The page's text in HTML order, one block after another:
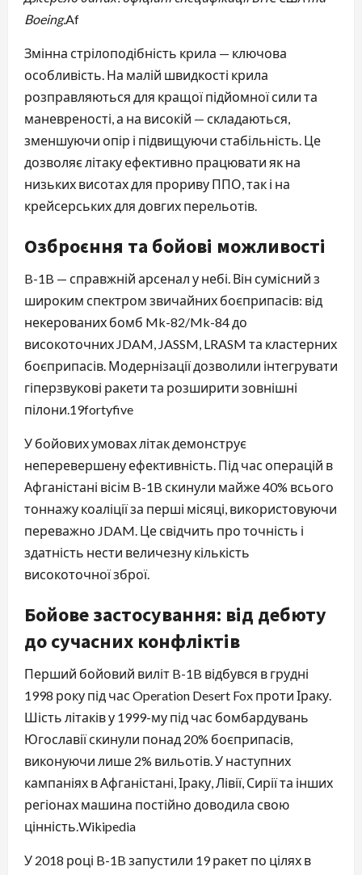
Boeing.⁠Af
Змінна стрілоподібність крила — ключова
особливість. На малій швидкості крила
розправляються для кращої підйомної сили та
маневреності, а на високій — складаються,
зменшуючи опір і підвищуючи стабільність. Це
дозволяє літаку ефективно працювати як на
низьких висотах для прориву ППО, так і на
крейсерських для довгих перельотів.
Озброєння та бойові можливості
B-1B — справжній арсенал у небі. Він сумісний з
широким спектром звичайних боєприпасів: від
некерованих бомб Mk-82/Mk-84 до
високоточних JDAM, JASSM, LRASM та кластерних
боєприпасів. Модернізації дозволили інтегрувати
гіперзвукові ракети та розширити зовнішні
пілони.⁠19fortyfive
У бойових умовах літак демонструє
неперевершену ефективність. Під час операцій в
Афганістані вісім B-1B скинули майже 40% всього
тоннажу коаліції за перші місяці, використовуючи
переважно JDAM. Це свідчить про точність і
здатність нести величезну кількість
високоточної зброї.
Бойове застосування: від дебюту
до сучасних конфліктів
Перший бойовий виліт B-1B відбувся в грудні
1998 року під час Operation Desert Fox проти Іраку.
Шість літаків у 1999-му під час бомбардувань
Югославії скинули понад 20% боєприпасів,
виконуючи лише 2% вильотів. У наступних
кампаніях в Афганістані, Іраку, Лівії, Сирії та інших
регіонах машина постійно доводила свою
цінність.⁠Wikipedia
У 2018 році B-1B запустили 19 ракет по цілях в